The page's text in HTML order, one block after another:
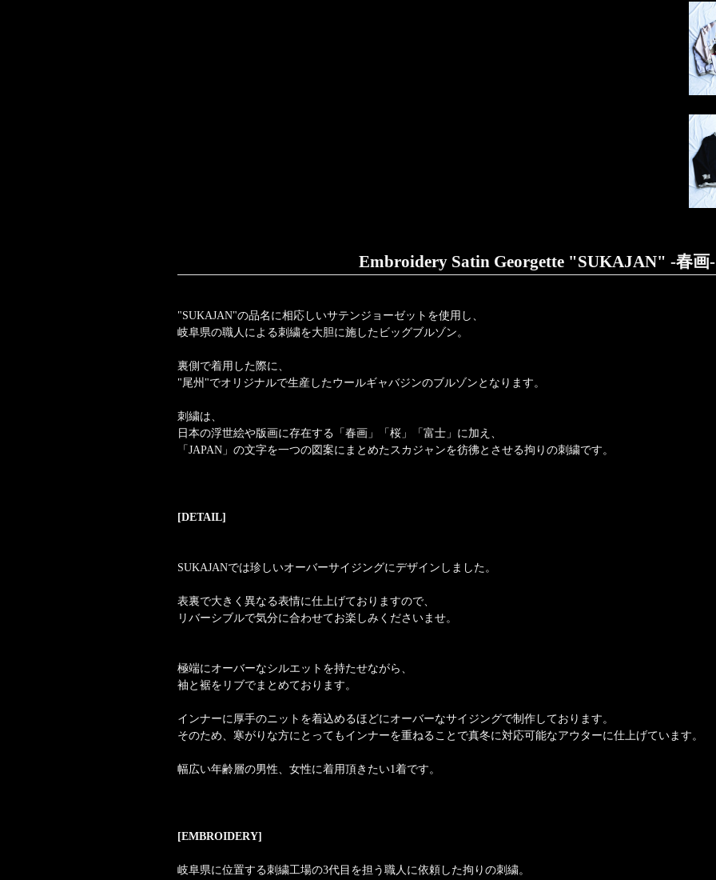
Embroidery Satin Georgette "SUKAJAN" -春画-
"SUKAJAN"の品名に相応しいサテンジョーゼットを使用し、
岐阜県の職人による刺繍を大胆に施したビッグブルゾン。
裏側で着用した際に、
"尾州"でオリジナルで生産したウールギャバジンのブルゾンとなります。
刺繍は、
日本の浮世絵や版画に存在する「春画」「桜」「富士」に加え、
「JAPAN」の文字を一つの図案にまとめたスカジャンを彷彿とさせる拘りの刺繍です。
[DETAIL]
SUKAJANでは珍しいオーバーサイジングにデザインしました。
表裏で大きく異なる表情に仕上げておりますので、
リバーシブルで気分に合わせてお楽しみくださいませ。
極端にオーバーなシルエットを持たせながら、
袖と裾をリブでまとめております。
インナーに厚手のニットを着込めるほどにオーバーなサイジングで制作しております。
そのため、寒がりな方にとってもインナーを重ねることで真冬に対応可能なアウターに仕上げています。
幅広い年齢層の男性、女性に着用頂きたい1着です。
[EMBROIDERY]
岐阜県に位置する刺繍工場の3代目を担う職人に依頼した拘りの刺繍。